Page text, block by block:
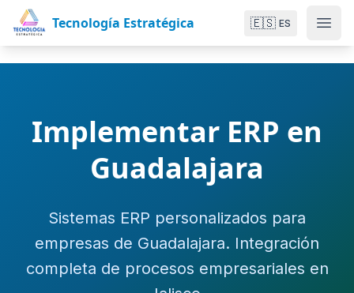
Tecnología Estratégica 🇪🇸 ES
Implementar ERP en
Guadalajara
Sistemas ERP personalizados para
empresas de Guadalajara. Integración
completa de procesos empresariales en